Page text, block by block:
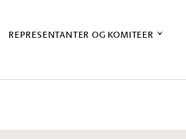
REPRESENTANTER OG KOMITEER